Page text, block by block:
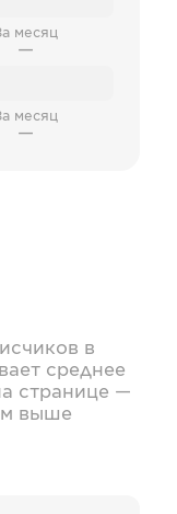
месяц
—
месяц
—
в
среднее
странице —
выше